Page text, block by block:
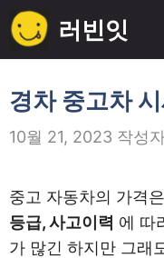
텐
츠
로
건
너
기
러빈잇
경차 중고차
10월 21, 2023 작성
중고 자동차의 가격은
등급, 사고이력 에 따
가 많긴 하지만 그래